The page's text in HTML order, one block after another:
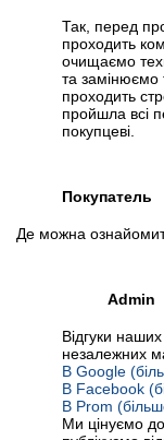
Так, перед
проходить
очищаємо
та замінюємо
проходить
пройшла всі
покупцеві.
Покупатель
Де можна
Admin
Відгуки
незалежних
В Google
В Facebook
В Prom
Ми цінуємо